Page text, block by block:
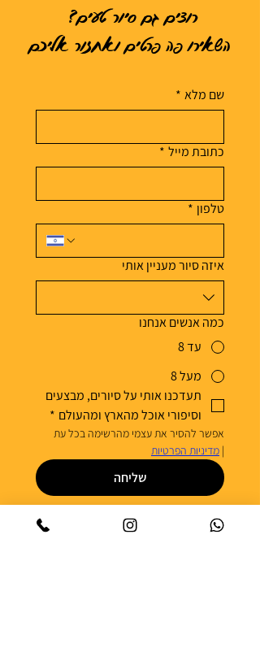
מנתניה של יהלומים לנתניה של
רוצים גם סיור טעים?
השאירו פה פרטים ואחזור אליכם
שם מלא *
כתובת מייל *
טלפון *
איזה סיור מעניין אותי
כמה אנשים אנחנו
עד 8
מעל 8
וסיפורי אוכל מהארץ ומהעולם *
| מדיניות הפרטיות
שליחה